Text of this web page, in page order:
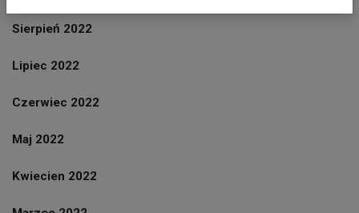
Sierpień 2022
Lipiec 2022
Czerwiec 2022
Maj 2022
Kwiecien 2022